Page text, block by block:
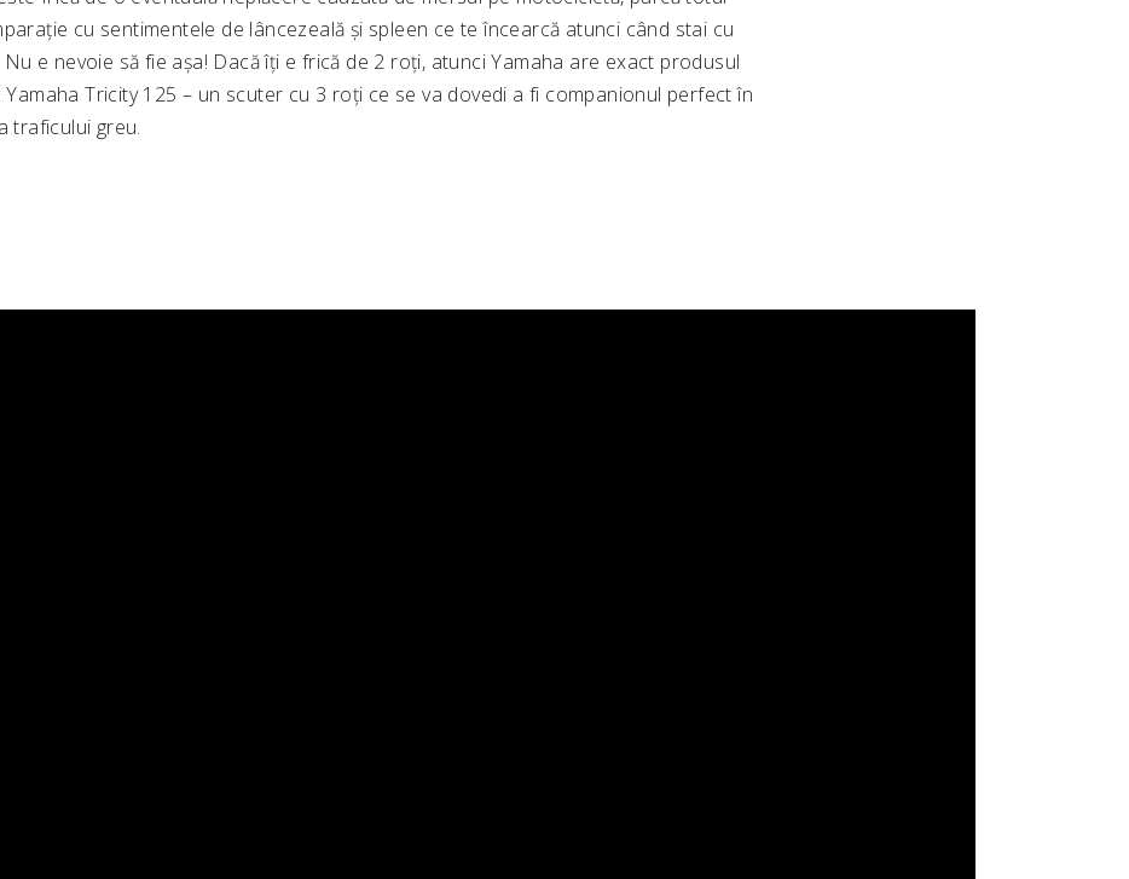
cu sentimentele de lâncezeală și spleen ce te încearcă atunci când stai cu
e nevoie să fie așa! Dacă îți e frică de 2 roți, atunci Yamaha are exact produsul
Yamaha Tricity 125 – un scuter cu 3 roți ce se va dovedi a fi companionul perfect în
traficului greu.